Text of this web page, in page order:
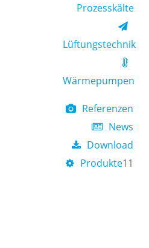
Prozesskälte
Lüftungstechnik
Wärmepumpen
Referenzen
News
Download
Produkte11